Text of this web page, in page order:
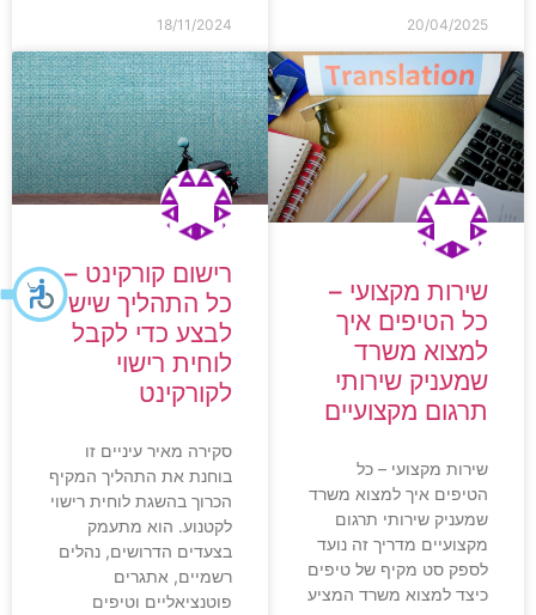
20/04/2025
18/11/2024
שירות מקצועי –
כל הטיפים איך
למצוא משרד
שמעניק שירותי
תרגום מקצועיים
שירות מקצועי – כל
הטיפים איך למצוא משרד
שמעניק שירותי תרגום
מקצועיים מדריך זה נועד
לספק סט מקיף של טיפים
כיצד למצוא משרד המציע
רישום קורקינט –
כל התהליך שיש
לבצע כדי לקבל
לוחית רישוי
לקורקינט
סקירה מאיר עיניים זו
בוחנת את התהליך המקיף
הכרוך בהשגת לוחית רישוי
לקטנוע. הוא מתעמק
בצעדים הדרושים, נהלים
רשמיים, אתגרים
פוטנציאליים וטיפים